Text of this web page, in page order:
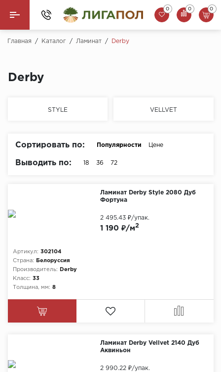
Назад
Кварцвинил (LVT)
Инженерная доска
Стеновые панели
0 0 0
Главная / Каталог / Ламинат / Derby
Derby
STYLE VELLVET
Сортировать по: Популярности Цене
Выводить по: 18 36 72
Ламинат Derby Style 2080 Дуб
Фортуна
Артикул: 302104
Страна:
Белоруссия
Производитель:
Derby
Класс: 33
Толщина, мм: 8
1 190 ₽/м2
2 495.43 ₽/упак.
Ламинат Derby Vellvet 2140 Дуб
Аквиньон
2 990.22 ₽/упак.